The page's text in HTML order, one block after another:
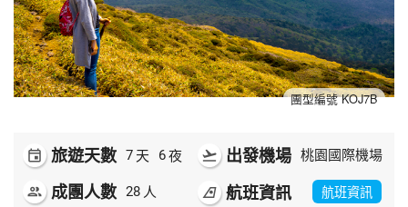
台灣
夯講座
團型編號 KOJ7B
event 旅遊天數 7 天 6夜
people 成團人數 28 人
flight_takeoff 出發機場 桃園國際機場
airlines 航班資訊 航班資訊